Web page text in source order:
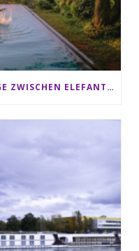
SRI LANKA RUNDREISE: 12 TAGE ZWISCHEN ELEFANTEN, TEEPLANTAGEN & STRAND ALS FAMILIE